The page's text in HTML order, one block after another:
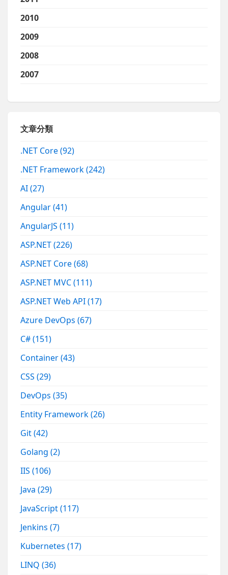
2010
2009
2008
2007
文章分類
.NET Core(92)
.NET Framework(242)
AI(27)
Angular(41)
AngularJS(11)
ASP.NET(226)
ASP.NET Core(68)
ASP.NET MVC(111)
ASP.NET Web API(17)
Azure DevOps(67)
C#(151)
Container(43)
CSS(29)
DevOps(35)
Entity Framework(26)
Git(42)
Golang(2)
IIS(106)
Java(29)
JavaScript(117)
Jenkins(7)
Kubernetes(17)
LINQ(36)